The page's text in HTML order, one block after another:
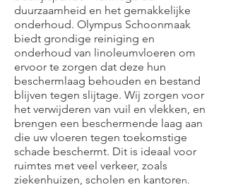
duurzaamheid en het gemakkelijke
onderhoud. Olympus Schoonmaak
biedt grondige reiniging en
onderhoud van linoleumvloeren om
ervoor te zorgen dat deze hun
beschermlaag behouden en bestand
blijven tegen slijtage. Wij zorgen voor
het verwijderen van vuil en vlekken, en
brengen een beschermende laag aan
die uw vloeren tegen toekomstige
schade beschermt. Dit is ideaal voor
ruimtes met veel verkeer, zoals
ziekenhuizen, scholen en kantoren.